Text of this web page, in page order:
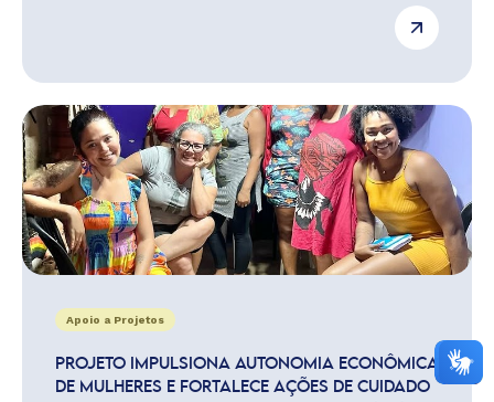
Apoio a Projetos
PROJETO IMPULSIONA AUTONOMIA ECONÔMICA
DE MULHERES E FORTALECE AÇÕES DE CUIDADO